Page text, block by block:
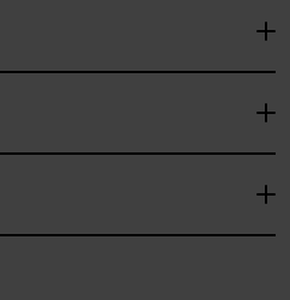
EINKAUFSBEDINGUNGEN